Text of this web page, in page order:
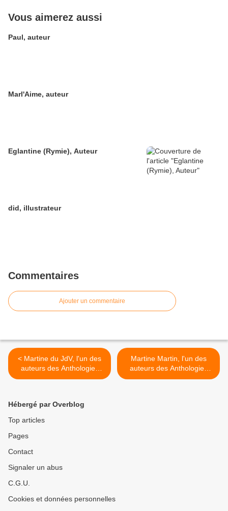
Vous aimerez aussi
Paul, auteur
Marl'Aime, auteur
Eglantine (Rymie), Auteur
did, illustrateur
Commentaires
Ajouter un commentaire
< Martine du JdV, l'un des
auteurs des Anthologies
éphémères
Martine Martin, l'un des
auteurs des Anthologies
éphémères >
Hébergé par Overblog
Top articles
Pages
Contact
Signaler un abus
C.G.U.
Cookies et données personnelles